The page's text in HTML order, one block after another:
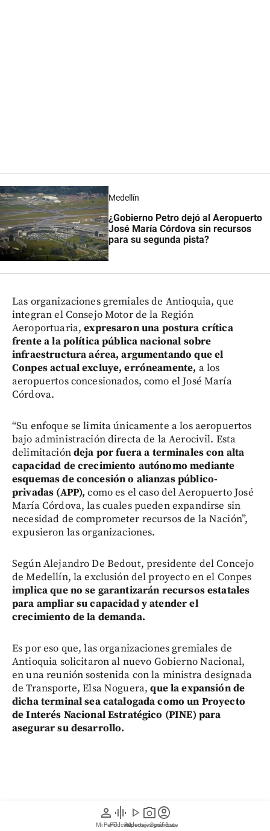
person
Mi Perfil
graphic_eq
Pódcast
play_arrow
Videos
photo_camera
Reportajes gráficos
account_circle
Suscríbete
Medellín
¿Gobierno Petro dejó al Aeropuerto
José María Córdova sin recursos
para su segunda pista?
Las organizaciones gremiales de Antioquia, que
integran el Consejo Motor de la Región
Aeroportuaria,expresaron una postura crítica
frente a la política pública nacional sobre
infraestructura aérea, argumentando que el
Conpes actual excluye, erróneamente, a los
aeropuertos concesionados, como el José María
Córdova.
“Su enfoque se limita únicamente a los aeropuertos
bajo administración directa de la Aerocivil. Esta
delimitacióndeja por fuera a terminales con alta
capacidad de crecimiento autónomo mediante
esquemas de concesión o alianzas público-
privadas (APP), como es el caso del Aeropuerto José
María Córdova, las cuales pueden expandirse sin
necesidad de comprometer recursos de la Nación”,
expusieron las organizaciones.
Según Alejandro De Bedout, presidente del Concejo
de Medellín, la exclusión del proyecto en el Conpes
implica que no se garantizarán recursos estatales
para ampliar su capacidad y atender el
crecimiento de la demanda.
Es por eso que, las organizaciones gremiales de
Antioquia solicitaron al nuevo Gobierno Nacional,
en una reunión sostenida con la ministra designada
de Transporte, Elsa Noguera,que la expansión de
dicha terminal sea catalogada como un Proyecto
de Interés Nacional Estratégico (PINE) para
asegurar su desarrollo.